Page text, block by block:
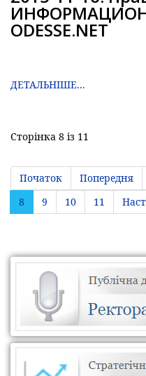
ODESSE.NET
ДЕТАЛЬНІШЕ...
Сторінка 8 із 11
Початок Попередня
8
9 10 11